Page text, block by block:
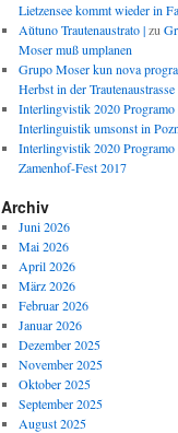
Lietzensee kommt wieder in
Aŭtuno Trautenaustrato |zu
Moser muß umplanen
Grupo Moser kun nova
Herbst in der Trautenaustrasse
Interlingvistik 2020 Programo
Interlinguistik umsonst in
Interlingvistik 2020 Programo
Zamenhof-Fest 2017
Archiv
Juni 2026
Mai 2026
April 2026
März 2026
Februar 2026
Januar 2026
Dezember 2025
November 2025
Oktober 2025
September 2025
August 2025